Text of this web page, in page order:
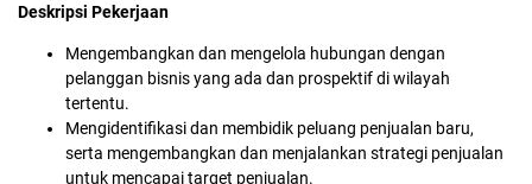
Deskripsi Pekerjaan
Mengembangkan dan mengelola hubungan dengan
pelanggan bisnis yang ada dan prospektif di wilayah
tertentu.
Mengidentifikasi dan membidik peluang penjualan baru,
serta mengembangkan dan menjalankan strategi penjualan
untuk mencapai target penjualan.